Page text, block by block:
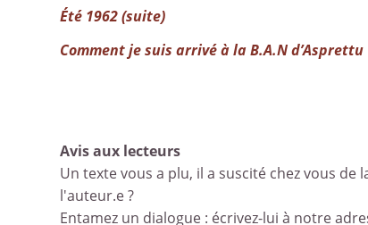
Été 1962 (suite)
Comment je suis arrivé à la B.A.N d’Asprettu
Avis aux lecteurs
Un texte vous a plu, il a suscité chez vous
l'auteur.e ?
Entamez un dialogue : écrivez-lui à notre